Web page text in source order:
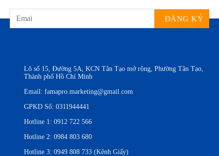
Lô số 15, Đường 5A, KCN Tân Tạo mở rộng, Phường Tân Tạo,
Thành phố Hồ Chí Minh
Email: famapro.marketing@gmail.com
GPKD Số: 0311944441
Hotline 1: 0912 722 566
Hotline 2: 0984 803 680
Hotline 3: 0949 808 733 (Kênh Giấy)